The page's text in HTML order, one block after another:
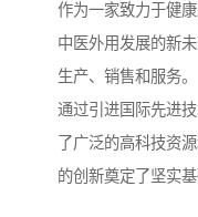
作为一家致力于健
中医外用发展的新
生产、销售和服务。
通过引进国际先进
了广泛的高科技资
的创新奠定了坚实基